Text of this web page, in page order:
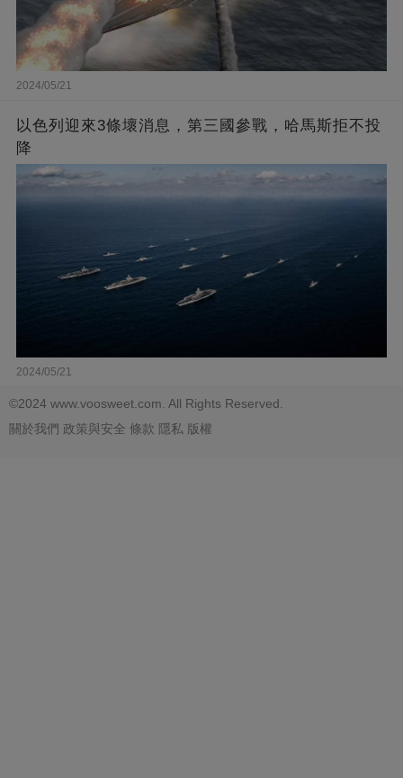
2024/05/21
以色列迎來3條壞消息，第三國參戰，哈馬斯拒不投
降
2024/05/21
©2024 www.voosweet.com. All Rights Reserved.
關於我們 政策與安全 條款 隱私 版權